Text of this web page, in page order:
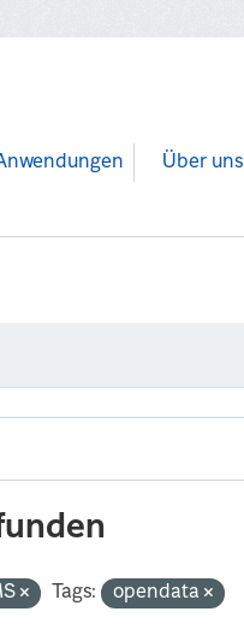
Über uns
Tags:
opendata